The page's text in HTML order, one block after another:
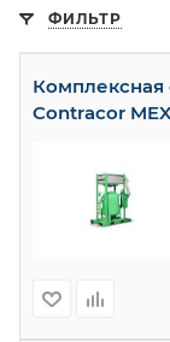
ФИЛЬТР
Комплексная
Contracor